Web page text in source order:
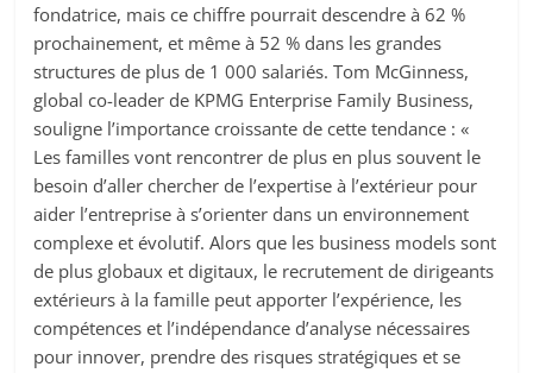
fondatrice, mais ce chiffre pourrait descendre à 62 %
prochainement, et même à 52 % dans les grandes
structures de plus de 1 000 salariés. Tom McGinness,
global co-leader de KPMG Enterprise Family Business,
souligne l’importance croissante de cette tendance : «
Les familles vont rencontrer de plus en plus souvent le
besoin d’aller chercher de l’expertise à l’extérieur pour
aider l’entreprise à s’orienter dans un environnement
complexe et évolutif. Alors que les business models sont
de plus globaux et digitaux, le recrutement de dirigeants
extérieurs à la famille peut apporter l’expérience, les
compétences et l’indépendance d’analyse nécessaires
pour innover, prendre des risques stratégiques et se